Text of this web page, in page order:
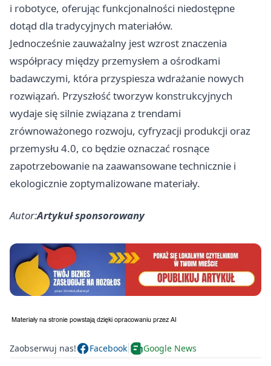
i robotyce, oferując funkcjonalności niedostępne
dotąd dla tradycyjnych materiałów.
Jednocześnie zauważalny jest wzrost znaczenia
współpracy między przemysłem a ośrodkami
badawczymi, która przyspiesza wdrażanie nowych
rozwiązań. Przyszłość tworzyw konstrukcyjnych
wydaje się silnie związana z trendami
zrównoważonego rozwoju, cyfryzacji produkcji oraz
przemysłu 4.0, co będzie oznaczać rosnące
zapotrzebowanie na zaawansowane technicznie i
ekologicznie zoptymalizowane materiały.
Autor:Artykuł sponsorowany
Zaobserwuj nas! Facebook Google News